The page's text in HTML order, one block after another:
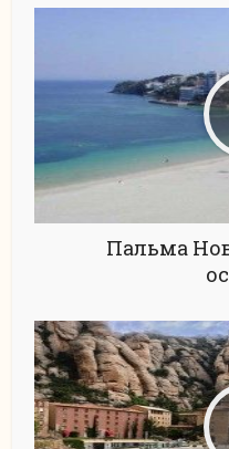
Пальма